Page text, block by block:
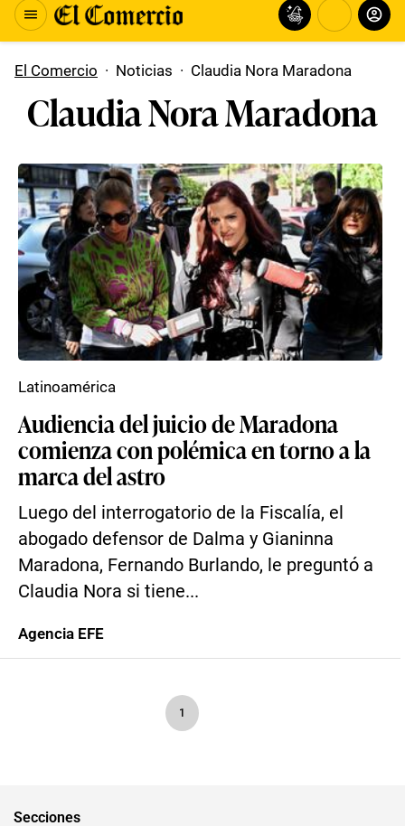
El Comercio · Noticias · Claudia Nora Maradona
Claudia Nora Maradona
Audiencia del juicio de Maradona
comienza con polémica en torno a la
marca del astro
Luego del interrogatorio de la Fiscalía, el
abogado defensor de Dalma y Gianinna
Maradona, Fernando Burlando, le preguntó a
Claudia Nora si tiene...
Latinoamérica
Agencia EFE
1
Secciones